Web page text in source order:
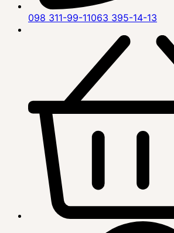
098 311-99-11063 395-14-13